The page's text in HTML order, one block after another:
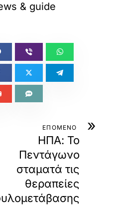
& guide
»
ΕΠΟΜΕΝΟ
ΗΠΑ: Το
Πεντάγωνο
σταματά τις
θεραπείες